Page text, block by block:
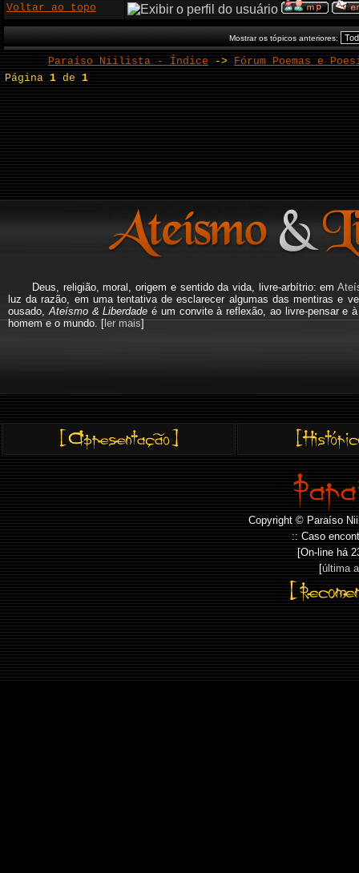
Voltar ao topo
Mostrar os tópicos anteriores:
Paraíso Niilista - Índice -> Fórum Poemas e
Página1 de1
Deus, religião, moral, origem e sentido da vida, livre-arbítrio: em
luz da razão, em uma tentativa de esclarecer algumas das mentiras e
ousado, Ateísmo & Liberdade é um convite à reflexão, ao livre-pensar e
homem e o mundo. [ler mais]
Copyright © Paraíso
:: Caso
[On-line há
[última